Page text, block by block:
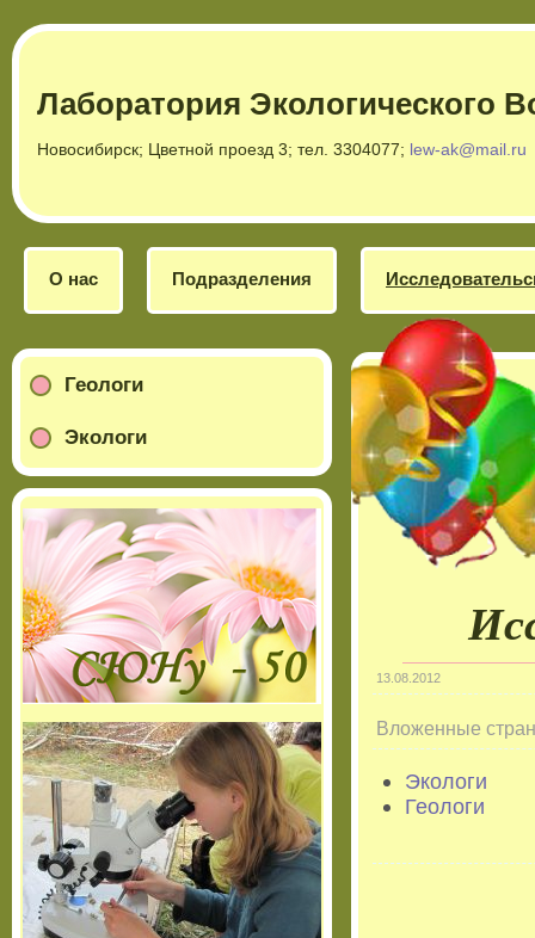
Лаборатория Экологического
Новосибирск; Цветной проезд 3; тел. 3304077; lew-ak@mail.ru
О нас Подразделения
13.08.2012
Вложенные
Экологи
Геологи
Геологи
Экологи